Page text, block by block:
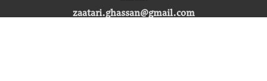
zaatari.ghassan@gmail.com